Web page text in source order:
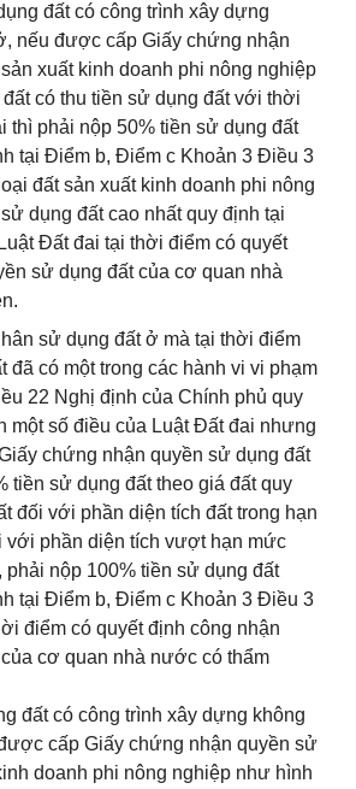
đất có công trình xây dựng
nếu được cấp Giấy chứng nhận
xuất kinh doanh phi nông nghiệp
có thu tiền sử dụng đất với thời
thì phải nộp 50% tiền sử dụng đất
tại Điểm b, Điểm c Khoản 3 Điều 3
đất sản xuất kinh doanh phi nông
dụng đất cao nhất quy định tại
Đất đai tại thời điểm có quyết
sử dụng đất của cơ quan nhà
sử dụng đất ở mà tại thời điểm
đã có một trong các hành vi vi phạm
22 Nghị định của Chính phủ quy
một số điều của Luật Đất đai nhưng
chứng nhận quyền sử dụng đất
tiền sử dụng đất theo giá đất quy
đối với phần diện tích đất trong hạn
với phần diện tích vượt hạn mức
phải nộp 100% tiền sử dụng đất
tại Điểm b, Điểm c Khoản 3 Điều 3
điểm có quyết định công nhận
cơ quan nhà nước có thẩm
đất có công trình xây dựng không
cấp Giấy chứng nhận quyền sử
doanh phi nông nghiệp như hình